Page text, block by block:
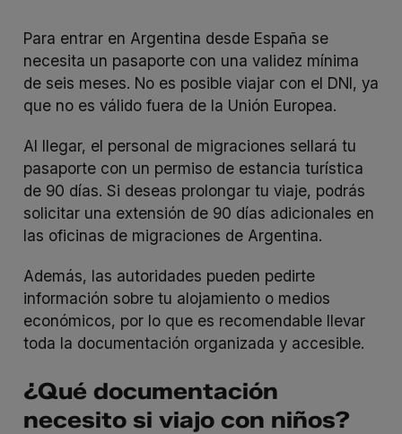
Para entrar en Argentina desde España se
necesita un pasaporte con una validez mínima
de seis meses. No es posible viajar con el DNI, ya
que no es válido fuera de la Unión Europea.
Al llegar, el personal de migraciones sellará tu
pasaporte con un permiso de estancia turística
de 90 días. Si deseas prolongar tu viaje, podrás
solicitar una extensión de 90 días adicionales en
las oficinas de migraciones de Argentina.
Además, las autoridades pueden pedirte
información sobre tu alojamiento o medios
económicos, por lo que es recomendable llevar
toda la documentación organizada y accesible.
¿Qué documentación
necesito si viajo con niños?